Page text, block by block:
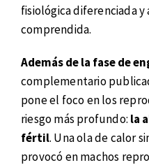
fisiológica diferenciada
comprendida.
Además de la fase de
complementario
pone el foco en los
riesgo más profundo: la
fértil. Una ola de calor
provocó en machos